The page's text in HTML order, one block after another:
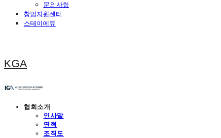
문의사항
창업지원센터
스테이에듀
KGA
협회소개
인사말
연혁
조직도